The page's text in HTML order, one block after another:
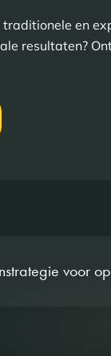
traditionele en
resultaten?
voor